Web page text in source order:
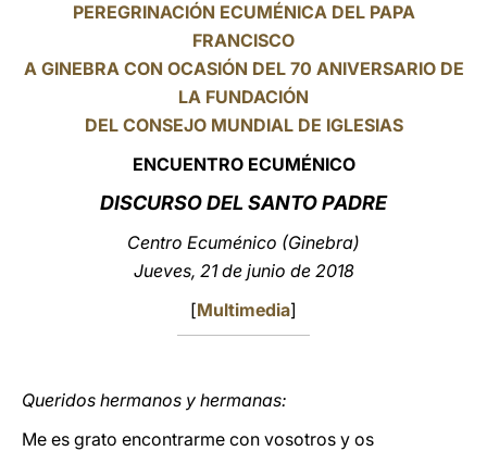
LATINE
PEREGRINACIÓN ECUMÉNICA DEL PAPA
FRANCISCO
A GINEBRA CON OCASIÓN DEL 70 ANIVERSARIO DE
LA FUNDACIÓN
DEL CONSEJO MUNDIAL DE IGLESIAS
ENCUENTRO ECUMÉNICO
DISCURSO DEL SANTO PADRE
Centro Ecuménico (Ginebra)
Jueves, 21 de junio de 2018
[Multimedia]
Queridos hermanos y hermanas:
Me es grato encontrarme con vosotros y os